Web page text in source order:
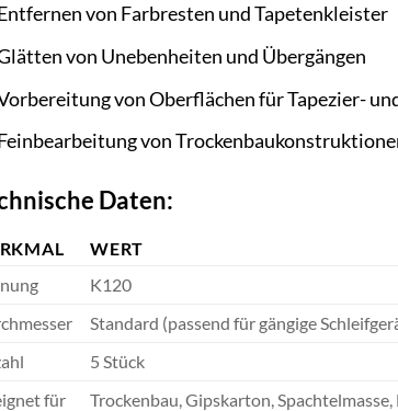
von Farbresten und Tapetenkleister
von Unebenheiten und Übergängen
von Oberflächen für Tapezier-
von
Daten:
WERT
K120
Standard (passend für gängige
5 Stück
für
Trockenbau, Gipskarton, Spachtelmasse,